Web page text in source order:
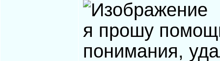
я прошу
понимания,